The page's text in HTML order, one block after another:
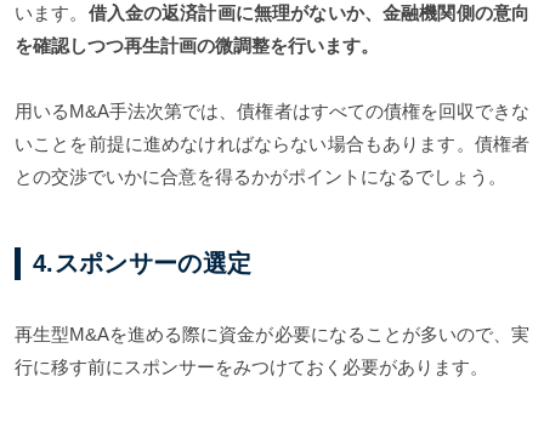
います。 借入金の返済計画に無理がないか、金融機関側の意向
を確認しつつ再生計画の微調整を行います。
用いるM&A手法次第では、債権者はすべての債権を回収できな
いことを前提に進めなければならない場合もあります。債権者
との交渉でいかに合意を得るかがポイントになるでしょう。
4.スポンサーの選定
再生型M&Aを進める際に資金が必要になることが多いので、実
行に移す前にスポンサーをみつけておく必要があります。